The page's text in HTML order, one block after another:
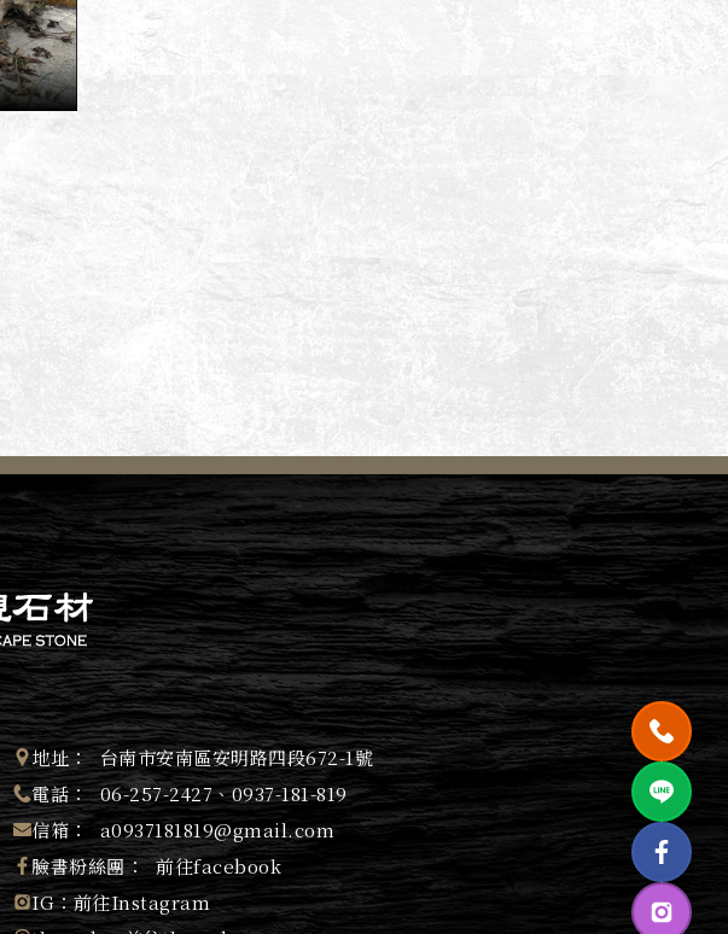
地址： 台南市安南區安明路四段672-1號
電話： 06-257-2427、0937-181-819
信箱：
a0937181819@gmail.com
臉書粉絲團： 前往facebook
IG：前往Instagram